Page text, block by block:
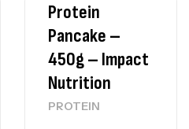
Protein
Pancake –
450g – Impact
Nutrition
PROTEIN